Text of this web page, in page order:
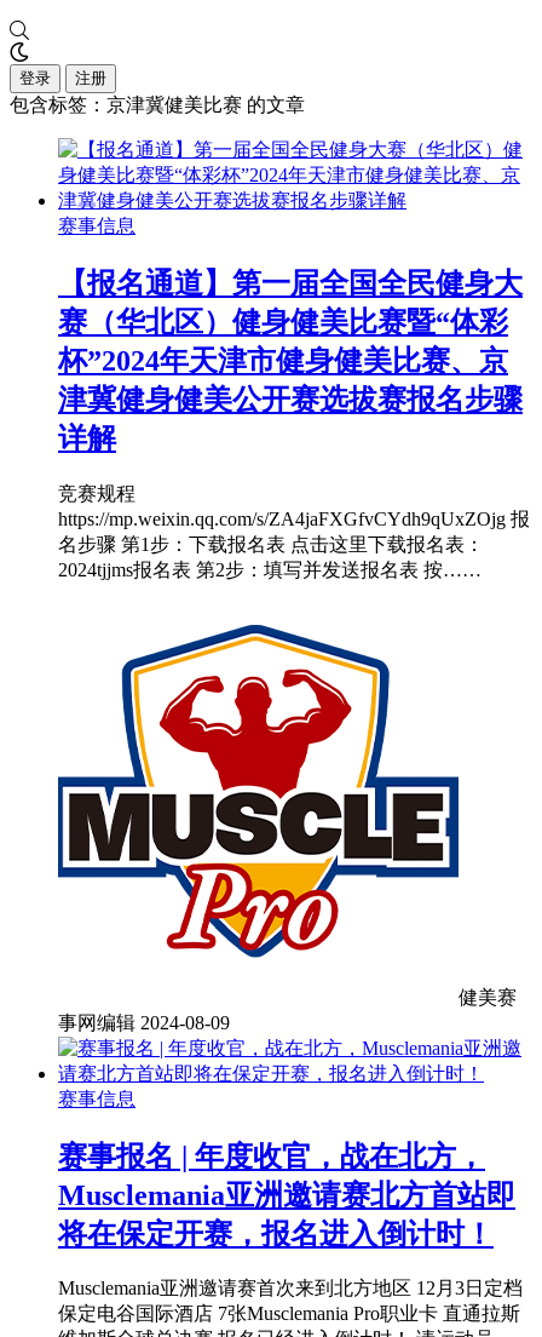
登录 注册
包含标签：京津冀健美比赛 的文章
赛事信息
【报名通道】第一届全国全民健身大
赛（华北区）健身健美比赛暨“体彩
杯”2024年天津市健身健美比赛、京
津冀健身健美公开赛选拔赛报名步骤
详解
竞赛规程
https://mp.weixin.qq.com/s/ZA4jaFXGfvCYdh9qUxZOjg 报
名步骤 第1步：下载报名表 点击这里下载报名表：
2024tjjms报名表 第2步：填写并发送报名表 按……
健美赛
事网编辑 2024-08-09
赛事信息
赛事报名 | 年度收官，战在北方，
Musclemania亚洲邀请赛北方首站即
将在保定开赛，报名进入倒计时！
Musclemania亚洲邀请赛首次来到北方地区 12月3日定档
保定电谷国际酒店 7张Musclemania Pro职业卡 直通拉斯